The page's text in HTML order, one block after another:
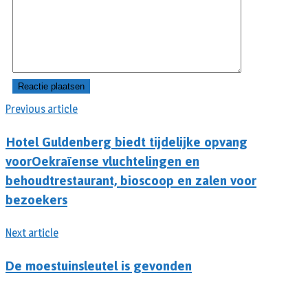
Previous article
Hotel Guldenberg biedt tijdelijke opvang
voorOekraïense vluchtelingen en
behoudtrestaurant, bioscoop en zalen voor
bezoekers
Next article
De moestuinsleutel is gevonden